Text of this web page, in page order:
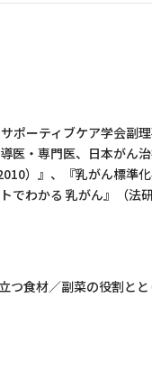
ーティブケア学会副
医・専門医、日本がん
）』、『乳がん標準
でわかる 乳がん』（法
つ食材／副菜の役割と